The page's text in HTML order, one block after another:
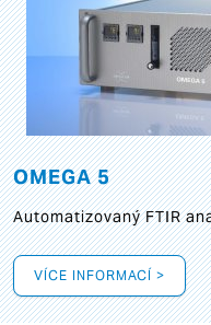
OMEGA 5
Automatizovaný FTIR
VÍCE INFORMACÍ >